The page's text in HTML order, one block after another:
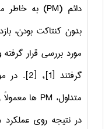
دائم (PM) به خاطر
بدون کنتاکت بودن،
مورد بررسی قرار
گرفتند [1], [2]. در موتورهای بدون یاتاقان نوع
متداول، PM ها
در نتیجه روی عملکرد